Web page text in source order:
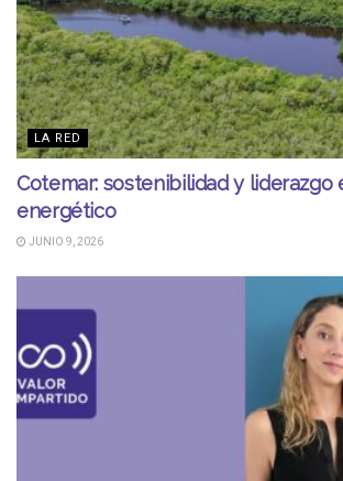
LA RED
Cotemar: sostenibilidad y liderazgo
energético
JUNIO 9, 2026